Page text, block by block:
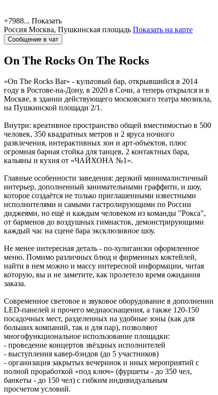
+7988... Показать
Россия Москва, Пушкинская площадь Показать на карте
Сообщение в чат
On The Rocks On The Rocks
«On The Rocks Bar» - культовый бар, открывшийся в 2014
году в Ростове-на-Дону, в 2020 в Сочи, а теперь открылся и в
Москве, в здании действующего московского театра мюзикла,
на Пушкинской площади 2/1.
Внутри: креативное пространство общей вместимостью в 500
человек, 350 квадратных метров и 2 яруса ночного
развлечения, интерактивных зон и арт-объектов, плюс
огромная барная стойка для танцев, 2 контактных бара,
кальяны и кухня от «ЧАЙХОНА №1».
Главные особенности заведения: дерзкий минималистичный
интерьер, дополненный занимательными граффити, и шоу,
которое создаётся не только приглашенными известными
исполнителями и самыми гастролирующими по России
диджеями, но ещё и каждым человеком из команды "Рокса",
от барменов до воздушных гимнасток, демонстрирующими
каждый час на сцене бара эксклюзивное шоу.
Не менее интересная деталь - по-хулигански оформленное
меню. Помимо различных блюд и фирменных коктейлей,
найти в нем можно и массу интересной информации, читая
которую, вы и не заметите, как пролетело время ожидания
заказа.
Современное световое и звуковое оборудование в дополнении
LED-панелей и прочего медиаоснащения, а также 120-150
посадочных мест, разделенных на удобные зоны (как для
больших компаний, так и для пар), позволяют
многофункциональное использование площадки:
- проведение концертов звёздных исполнителей
- выступления кавер-бэндов (до 5 участников)
- организация закрытых вечеринок и иных мероприятий с
полной проработкой «под ключ» (фуршеты - до 350 чел,
банкеты - до 150 чел) с гибким индивидуальным
просчетом условий.